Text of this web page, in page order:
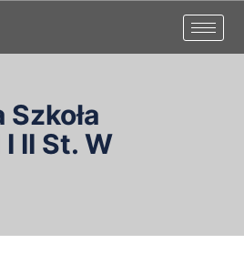
narzędzi
II St. W